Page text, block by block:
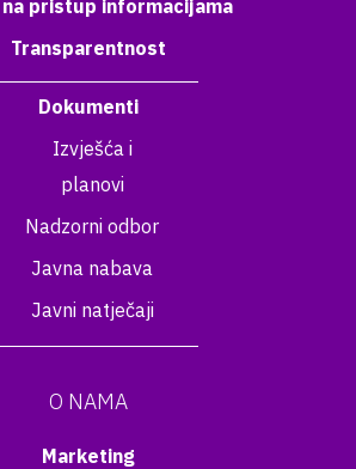
na pristup informacijama
Transparentnost
Dokumenti
Izvješća i
planovi
Nadzorni odbor
Javna nabava
Javni natječaji
O NAMA
Marketing